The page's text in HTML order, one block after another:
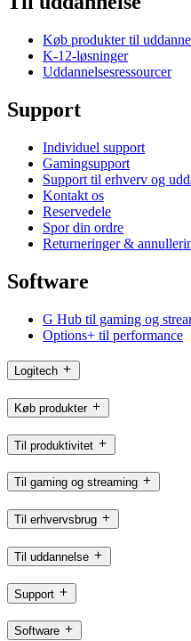
Køb produkter til
K-12-løsninger
Uddannelsesressourcer
Support
Individuel support
Gamingsupport
Support til erhverv og
Kontakt os
Reservedele
Spor din ordre
Returneringer &
Software
G Hub til gaming og
Options+ til performance
Logitech
Køb produkter
Til produktivitet
Til gaming og streaming
Til erhvervsbrug
Til uddannelse
Support
Software